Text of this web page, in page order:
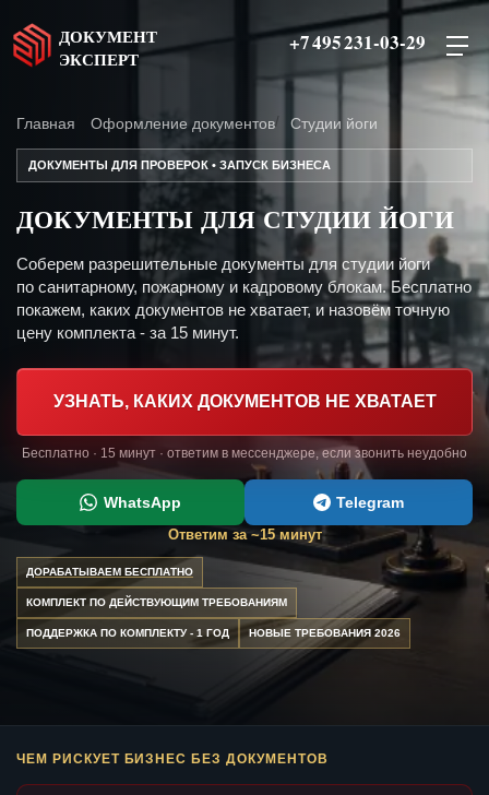
ДОКУМЕНТ
ЭКСПЕРТ
+7 495 231-03-29
Главная Оформление документов Студии йоги
ДОКУМЕНТЫ ДЛЯ ПРОВЕРОК • ЗАПУСК БИЗНЕСА
ДОКУМЕНТЫ ДЛЯ СТУДИИ ЙОГИ
Соберем разрешительные документы для студии йоги
по санитарному, пожарному и кадровому блокам. Бесплатно
покажем, каких документов не хватает, и назовём точную
цену комплекта - за 15 минут.
УЗНАТЬ, КАКИХ ДОКУМЕНТОВ НЕ ХВАТАЕТ
Бесплатно · 15 минут · ответим в мессенджере, если звонить неудобно
WhatsApp Telegram
Ответим за ~15 минут
ДОРАБАТЫВАЕМ БЕСПЛАТНО
КОМПЛЕКТ ПО ДЕЙСТВУЮЩИМ ТРЕБОВАНИЯМ
ПОДДЕРЖКА ПО КОМПЛЕКТУ - 1 ГОД НОВЫЕ ТРЕБОВАНИЯ 2026
ЧЕМ РИСКУЕТ БИЗНЕС БЕЗ ДОКУМЕНТОВ